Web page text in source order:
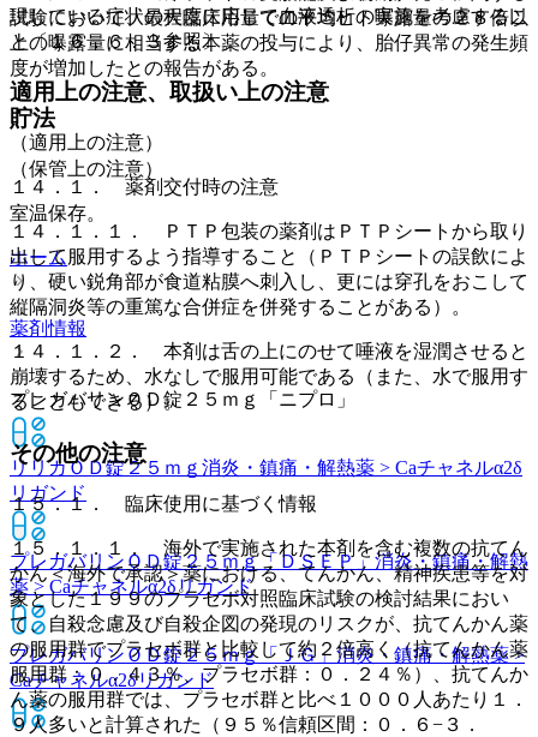
試験において、最大臨床用量での平均ヒト曝露量の２８倍以
上の曝露量に相当する本薬の投与により、胎仔異常の発生頻
度が増加したとの報告がある。
貯法
（保管上の注意）
室温保存。
ホーム
薬剤情報
プレガバリンＯＤ錠２５ｍｇ「ニプロ」
リリカＯＤ錠２５ｍｇ 消炎・鎮痛・解熱薬 > Caチャネルα2δ
リガンド
プレガバリンＯＤ錠２５ｍｇ「ＤＳＥＰ」 消炎・鎮痛・解熱
薬 > Caチャネルα2δリガンド
プレガバリンＯＤ錠２５ｍｇ「ＪＧ」 消炎・鎮痛・解熱薬 >
Caチャネルα2δリガンド
現している症状の程度に応じて血液透析の実施を考慮するこ
と〔１６．６．３参照〕。
適用上の注意、取扱い上の注意
（適用上の注意）
１４．１． 薬剤交付時の注意
１４．１．１． ＰＴＰ包装の薬剤はＰＴＰシートから取り
出して服用するよう指導すること（ＰＴＰシートの誤飲によ
り、硬い鋭角部が食道粘膜へ刺入し、更には穿孔をおこして
縦隔洞炎等の重篤な合併症を併発することがある）。
１４．１．２． 本剤は舌の上にのせて唾液を湿潤させると
崩壊するため、水なしで服用可能である（また、水で服用す
ることもできる）。
その他の注意
１５．１． 臨床使用に基づく情報
１５．１．１． 海外で実施された本剤を含む複数の抗てん
かん＜海外で承認＞薬における、てんかん、精神疾患等を対
象とした１９９のプラセボ対照臨床試験の検討結果におい
て、自殺念慮及び自殺企図の発現のリスクが、抗てんかん薬
の服用群でプラセボ群と比較して約２倍高く（抗てんかん薬
服用群：０．４３％、プラセボ群：０．２４％）、抗てんか
ん薬の服用群では、プラセボ群と比べ１０００人あたり１．
９人多いと計算された（９５％信頼区間：０．６−３．